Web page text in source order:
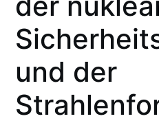
und der